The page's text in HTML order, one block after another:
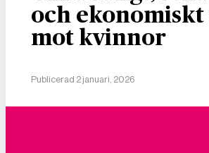
och ekonomiskt
mot kvinnor
Publicerad 2 januari, 2026